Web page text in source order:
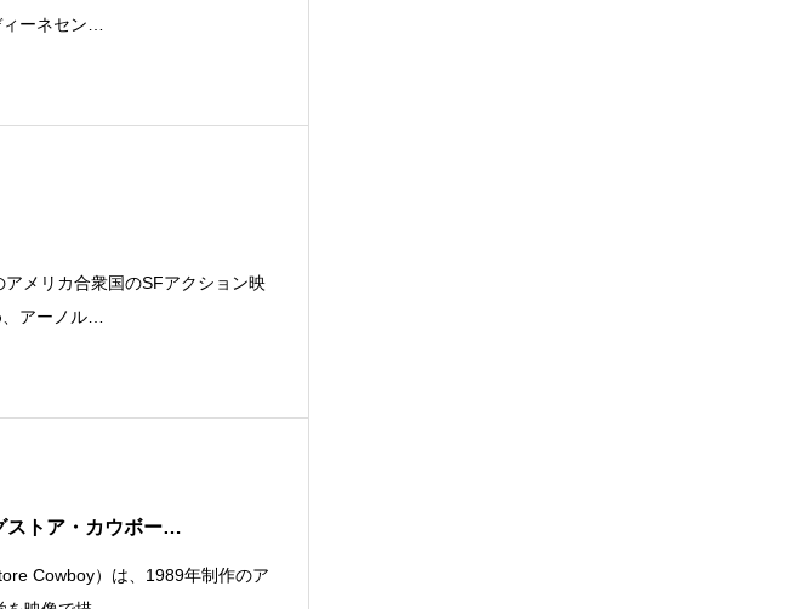
ーネセン…
アメリカ合衆国のSFアクション映
アーノル…
ストア・カウボー…
Cowboy）は、1989年制作のア